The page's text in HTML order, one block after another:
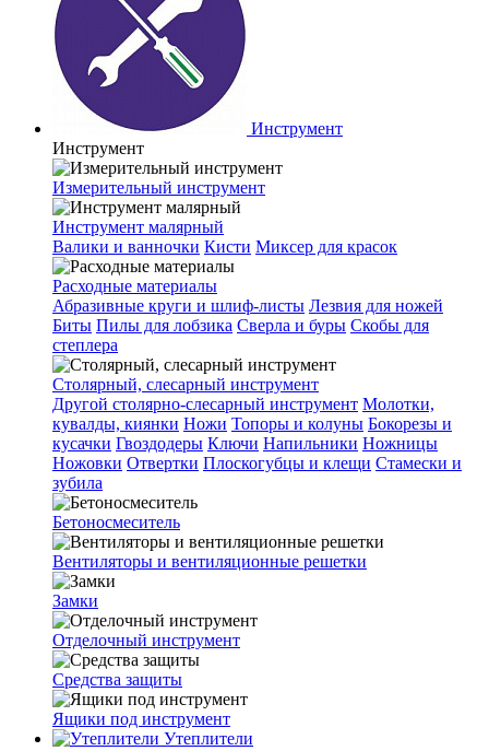
Инструмент
Инструмент
Измерительный инструмент
Инструмент малярный
Валики и ванночки Кисти Миксер для красок
Расходные материалы
Абразивные круги и шлиф-листы Лезвия для ножей
Биты Пилы для лобзика Сверла и буры Скобы для
степлера
Столярный, слесарный инструмент
Другой столярно-слесарный инструмент Молотки,
кувалды, киянки Ножи Топоры и колуны Бокорезы и
кусачки Гвоздодеры Ключи Напильники Ножницы
Ножовки Отвертки Плоскогубцы и клещи Стамески и
зубила
Бетоносмеситель
Вентиляторы и вентиляционные решетки
Замки
Отделочный инструмент
Средства защиты
Ящики под инструмент
Утеплители